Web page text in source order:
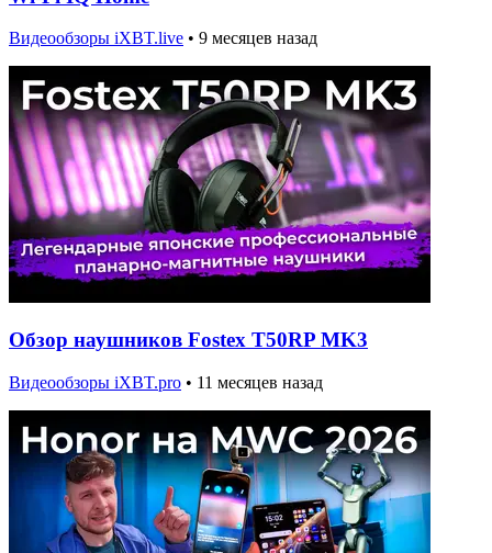
Видеообзоры iXBT.live • 9 месяцев назад
Обзор наушников Fostex T50RP MK3
Видеообзоры iXBT.pro • 11 месяцев назад